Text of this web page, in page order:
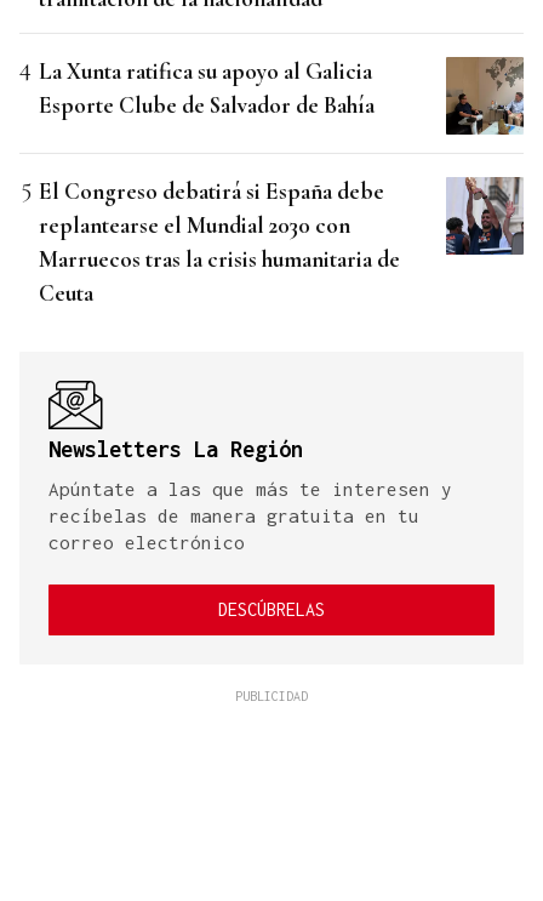
La Xunta ratifica su apoyo al Galicia
Esporte Clube de Salvador de Bahía
El Congreso debatirá si España debe
replantearse el Mundial 2030 con
Marruecos tras la crisis humanitaria de
Ceuta
Newsletters La Región
Apúntate a las que más te interesen y
recíbelas de manera gratuita en tu
correo electrónico
DESCÚBRELAS